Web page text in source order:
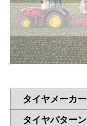
タイヤメーカー
タイヤパターン